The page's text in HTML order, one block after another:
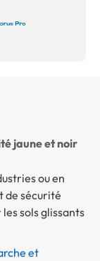
jaune et noir
ou en
de sécurité
sols glissants
et